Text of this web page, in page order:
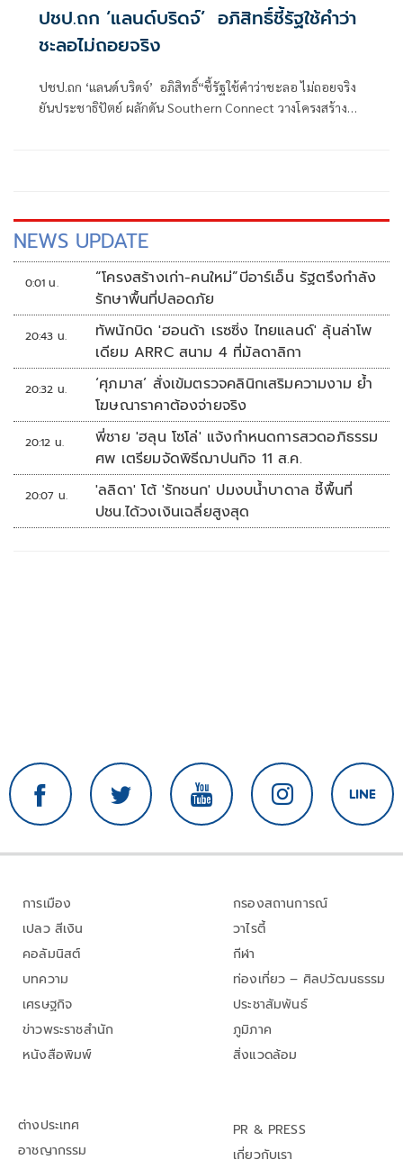
ปชป.ถก ‘แลน​ด์บริดจ์’​ อภิสิทธิ์​ชี้รัฐใช้คำว่า
ชะลอไม่ถอยจริง
ปชป.ถก ‘แลน​ด์บริดจ์’​ อภิสิทธิ์​“ชี้รัฐใช้คำว่าชะลอ ไม่ถอยจริง
ยันประชาธิปัตย์ ผลักดัน​ Southern Connect วางโครงสร้าง
NEWS UPDATE
0:01 น.
“โครงสร้างเก่า-คนใหม่”บีอาร์เอ็น รัฐตรึงกำลัง
รักษาพื้นที่ปลอดภัย
20:43 น.
ทัพนักบิด 'ฮอนด้า เรซซิ่ง ไทยแลนด์' ลุ้นล่าโพ
เดียม ARRC สนาม 4 ที่มัลดาลิกา
20:32 น.
‘ศุภมาส’ สั่งเข้มตรวจคลินิกเสริมความงาม ย้ำ
โฆษณาราคาต้องจ่ายจริง
20:12 น.
พี่ชาย 'ฮลุน โซโล่' แจ้งกำหนดการสวดอภิธรรม
ศพ เตรียมจัดพิธีฌาปนกิจ 11 ส.ค.
20:07 น.
'ลลิดา' โต้ 'รักชนก' ปมงบน้ำบาดาล ชี้พื้นที่
ปชน.ได้วงเงินเฉลี่ยสูงสุด
การเมือง
เปลว สีเงิน
คอลัมนิสต์
บทความ
เศรษฐกิจ
ข่าวพระราชสำนัก
หนังสือพิมพ์
กรองสถานการณ์
วาไรตี้
กีฬา
ท่องเที่ยว – ศิลปวัฒนธรรม
ประชาสัมพันธ์
ภูมิภาค
สิ่งแวดล้อม
ต่างประเทศ
อาชญากรรม
PR & PRESS
เกี่ยวกับเรา